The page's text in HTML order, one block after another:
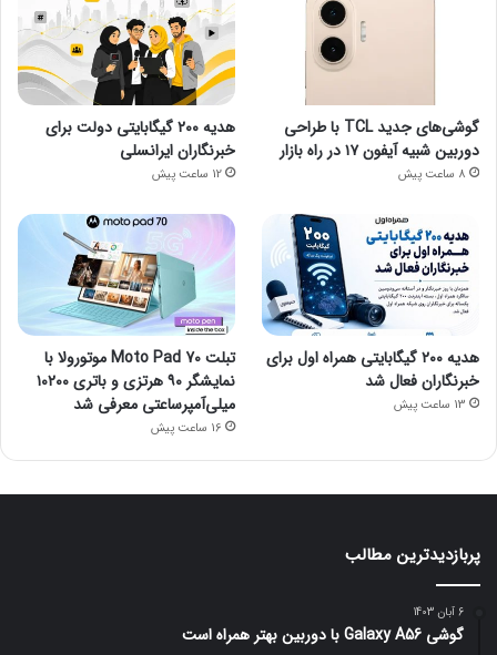
گوشی‌های جدید TCL با طراحی
دوربین شبیه آیفون ۱۷ در راه بازار
8 ساعت پیش
هدیه ۲۰۰ گیگابایتی دولت برای
خبرنگاران ایرانسلی
12 ساعت پیش
هدیه ۲۰۰ گیگابایتی همراه اول برای
خبرنگاران فعال شد
13 ساعت پیش
تبلت Moto Pad 70 موتورولا با
نمایشگر ۹۰ هرتزی و باتری ۱۰۲۰۰
میلی‌آمپرساعتی معرفی شد
16 ساعت پیش
پربازدیدترین مطالب
6 آبان 1403
گوشی Galaxy A56 با دوربین بهتر همراه است